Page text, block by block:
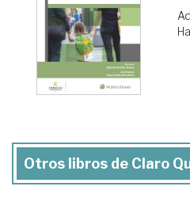
Otros libros de Claro